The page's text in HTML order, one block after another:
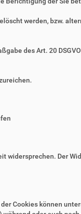
werden, bzw.
des Art. 20
widersprechen. Der
Cookies können